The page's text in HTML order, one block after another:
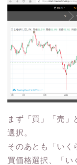
まず「買」「売」
選択。
そのあとも「いく
買価格選択、「い